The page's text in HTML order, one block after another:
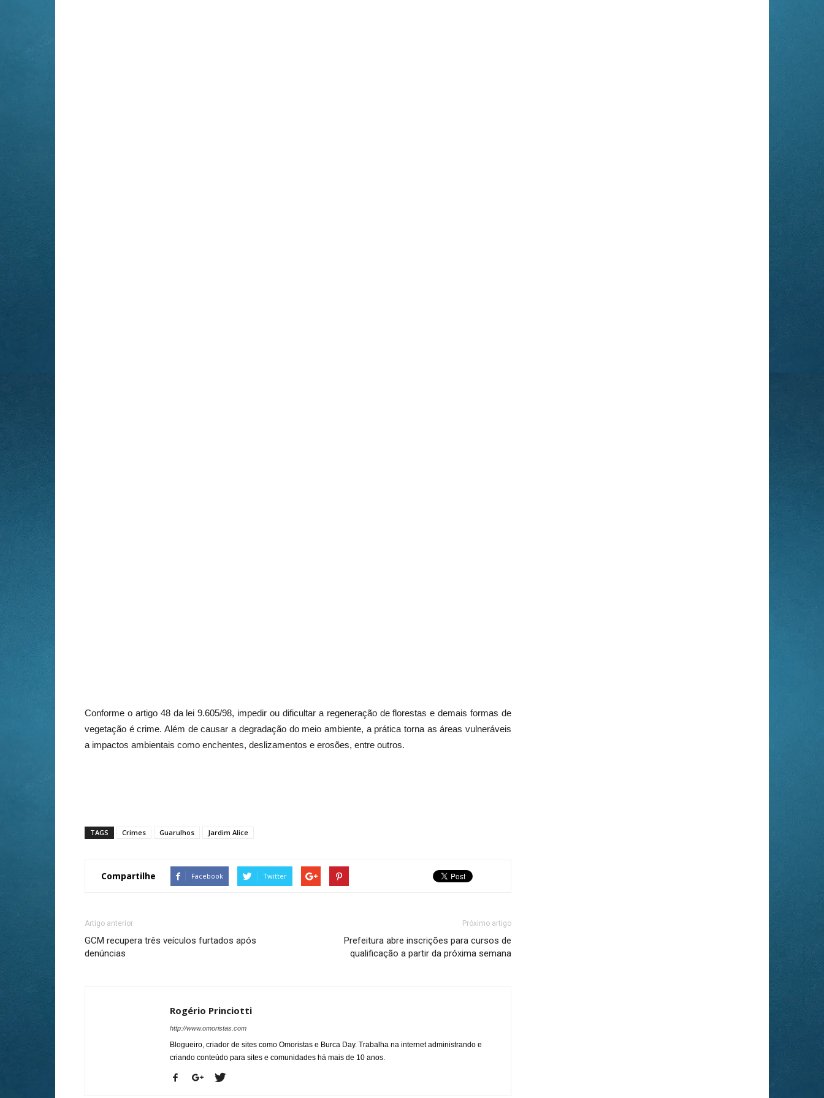
Conforme o artigo 48 da lei 9.605/98, impedir ou dificultar a regeneração de florestas e demais formas de
vegetação é crime. Além de causar a degradação do meio ambiente, a prática torna as áreas vulneráveis
a impactos ambientais como enchentes, deslizamentos e erosões, entre outros.
TAGS Crimes Guarulhos Jardim Alice
Compartilhe Facebook Twitter
Artigo anterior
GCM recupera três veículos furtados após
denúncias
Próximo artigo
Prefeitura abre inscrições para cursos de
qualificação a partir da próxima semana
Rogério Princiotti
http://www.omoristas.com
Blogueiro, criador de sites como Omoristas e Burca Day. Trabalha na internet administrando e
criando conteúdo para sites e comunidades há mais de 10 anos.